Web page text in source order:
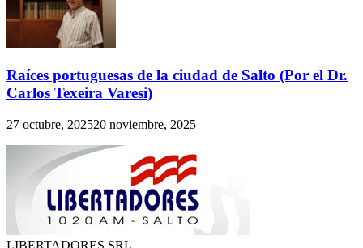
Raíces portuguesas de la ciudad de Salto (Por el Dr.
Carlos Texeira Varesi)
27 octubre, 202520 noviembre, 2025
LIBERTADORES SRL.